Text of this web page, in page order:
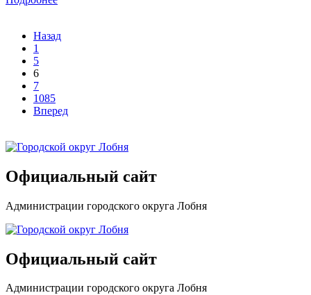
Назад
1
5
6
7
1085
Вперед
Официальный сайт
Администрации городского округа Лобня
Официальный сайт
Администрации городского округа Лобня